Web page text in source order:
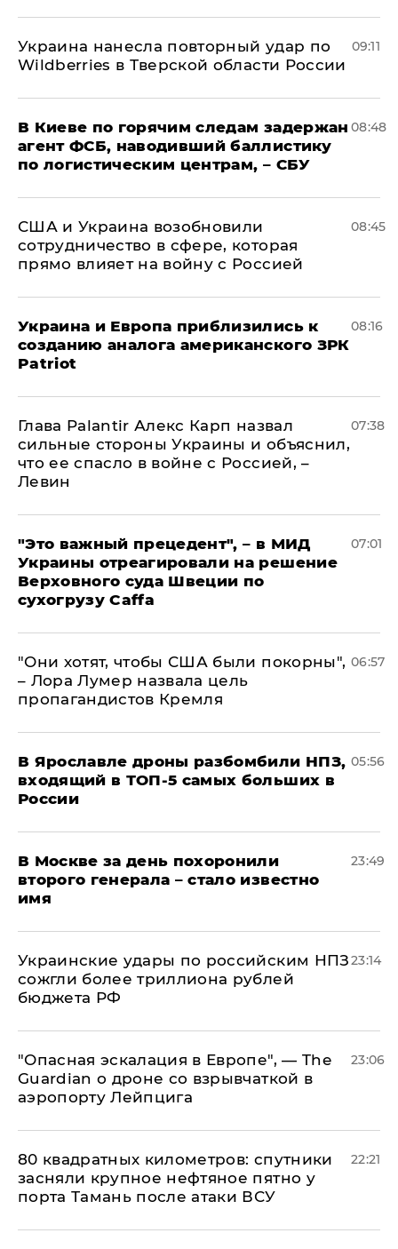
Украина нанесла повторный удар по
Wildberries в Тверской области России
09:11
В Киеве по горячим следам задержан
агент ФСБ, наводивший баллистику
по логистическим центрам, – СБУ
08:48
США и Украина возобновили
сотрудничество в сфере, которая
прямо влияет на войну с Россией
08:45
Украина и Европа приблизились к
созданию аналога американского ЗРК
Patriot
08:16
Глава Palantir Алекс Карп назвал
сильные стороны Украины и объяснил,
что ее спасло в войне с Россией, –
Левин
07:38
"Это важный прецедент", – в МИД
Украины отреагировали на решение
Верховного суда Швеции по
сухогрузу Caffa
07:01
"Они хотят, чтобы США были покорны",
– Лора Лумер назвала цель
пропагандистов Кремля
06:57
В Ярославле дроны разбомбили НПЗ,
входящий в ТОП-5 самых больших в
России
05:56
В Москве за день похоронили
второго генерала – стало известно
имя
23:49
Украинские удары по российским НПЗ
сожгли более триллиона рублей
бюджета РФ
23:14
"Опасная эскалация в Европе", — The
Guardian о дроне со взрывчаткой в
аэропорту Лейпцига
23:06
80 квадратных километров: спутники
засняли крупное нефтяное пятно у
порта Тамань после атаки ВСУ
22:21